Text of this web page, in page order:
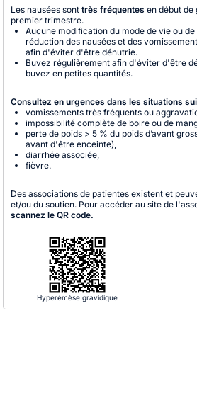
Les nausées sont très fréquentes en début de
premier trimestre.
Aucune modification du mode de vie ou
réduction des nausées et des
afin d'éviter d'être dénutrie.
Buvez régulièrement afin d'éviter d'être
buvez en petites quantités.
Consultez en urgences dans les situations
vomissements très fréquents ou
impossibilité complète de boire ou de
perte de poids > 5 % du poids d’avant
avant d'être enceinte),
diarrhée associée,
fièvre.
Des associations de patientes existent et
et/ou du soutien. Pour accéder au site de
scannez le QR code.
Hyperémèse gravidique